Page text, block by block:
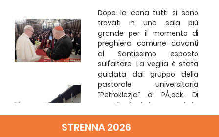
Dopo la cena tutti si sono
trovati in una sala più
grande per il momento di
preghiera comune davanti
al Santissimo esposto
sull'altare. La veglia è stata
guidata dal gruppo della
pastorale universitaria
“Petroklezja” di PÅ‚ock. Di
seguito è stato presentato
un breve spettacolo sulla
vita di Santa Faustina
STRENNA 2026